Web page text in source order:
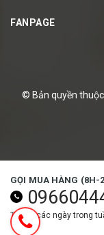
FANPAGE
© Bản quyền
GỌI MUA HÀNG (8H-
Tất cả các ngày trong